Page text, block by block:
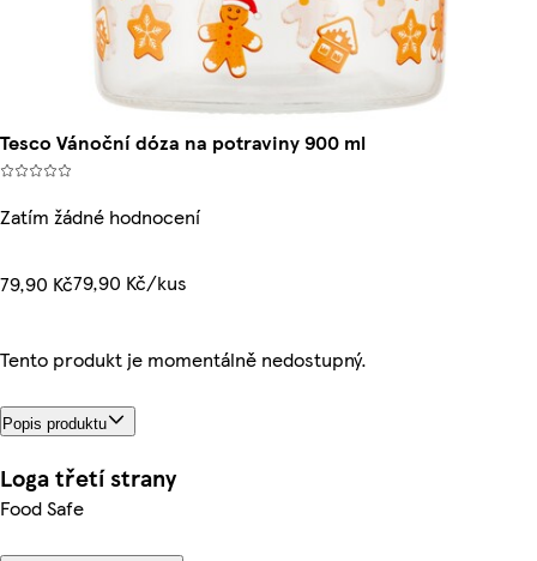
Tesco Vánoční dóza na potraviny 900 ml
Zatím žádné hodnocení
79,90 Kč79,90 Kč/kus
Tento produkt je momentálně nedostupný.
Popis produktu
Loga třetí strany
Food Safe